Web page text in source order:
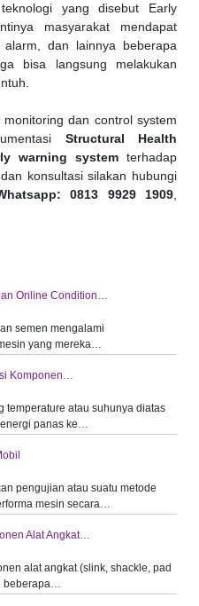
yang disebut Early
masyarakat mendapat
dan lainnya beberapa
bisa langsung melakukan
dan control system
Structural Health
warning systemterhadap
konsultasi silakan hubungi
0813 9929 1909
Online Condition…
semen mengalami
yang mereka…
Komponen…
temperature atau suhunya diatas
panas ke…
pengujian atau suatu metode
mesin secara…
Alat Angkat…
alat angkat (slink, shackle, pad
beberapa…